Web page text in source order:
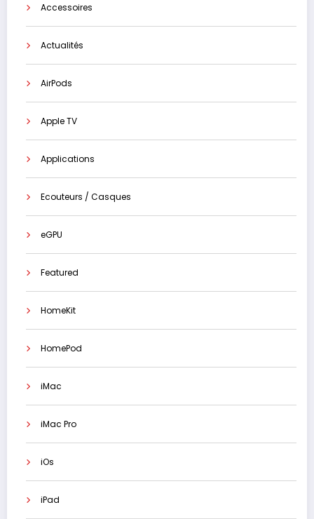
Accessoires
Actualités
AirPods
Apple TV
Applications
Ecouteurs / Casques
eGPU
Featured
HomeKit
HomePod
iMac
iMac Pro
iOs
iPad